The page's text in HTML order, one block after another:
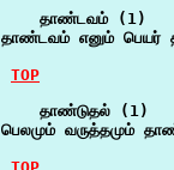
    தாண்டவம் (1)
தாண்டவம் எனும் பெயர்
TOP
    தாண்டுதல் (1)
பெலமும் வருத்தமும்